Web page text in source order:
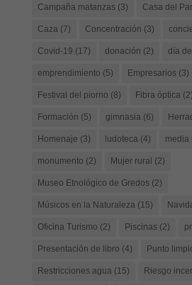
Campaña matanzas(3) Casa del
Caza(7) Concentración (3)
Covid-19 (17) donación (2) día
emprendimiento (5) Empresarios(3)
Festival del piorno (8) Fibra óptica(2)
Formación (5) gimnasia(6)
Homenaje (3) ludoteca(4) media
monumento (2) Mujer rural (2)
Museo Etnológico de Gredos(2)
Músicos en la Naturaleza(15)
Oficina Turismo (2) Piscinas(2)
Presentación de libro (4) Punto
Restricciones agua(15) Riesgo